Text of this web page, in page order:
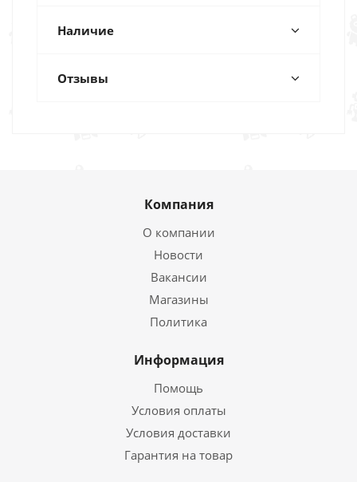
Наличие
Отзывы
Компания
О компании
Новости
Вакансии
Магазины
Политика
Информация
Помощь
Условия оплаты
Условия доставки
Гарантия на товар